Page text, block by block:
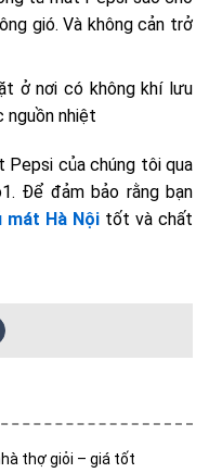
gió. Và không cản trở
ở nơi có không khí lưu
nguồn nhiệt
Pepsi của chúng tôi qua
Để đảm bảo rằng bạn
mát Hà Nội tốt và chất
thợ giỏi – giá tốt